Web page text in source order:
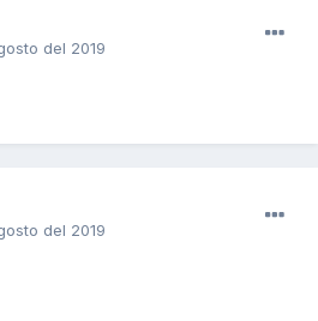
del 2019
del 2019